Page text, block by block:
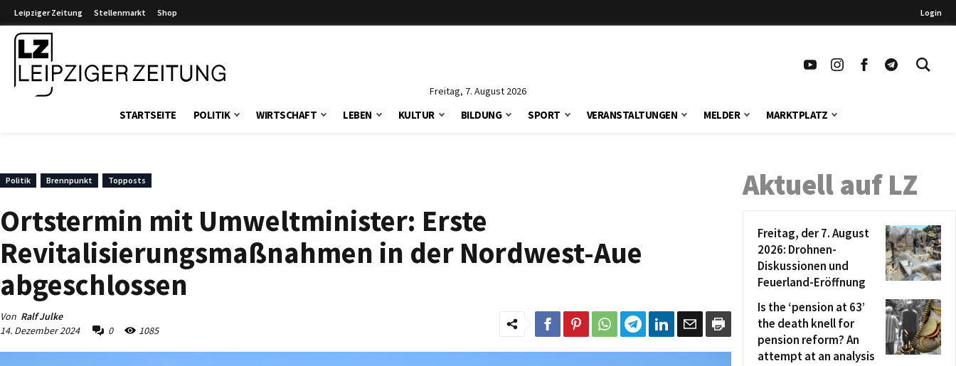
Leipziger Zeitung Stellenmarkt Shop Login
Freitag, 7. August 2026
STARTSEITE POLITIK WIRTSCHAFT LEBEN KULTUR BILDUNG SPORT VERANSTALTUNGEN MELDER MARKTPLATZ
Politik Brennpunkt Topposts
Ortstermin mit Umweltminister: Erste
Revitalisierungsmaßnahmen in der Nordwest-Aue
abgeschlossen
Von Ralf Julke
14. Dezember 2024
0 1085
Aktuell auf LZ
Freitag, der 7. August
2026: Drohnen-
Diskussionen und
Feuerland-Eröffnung
Is the ‘pension at 63’
the death knell for
pension reform? An
attempt at an analysis